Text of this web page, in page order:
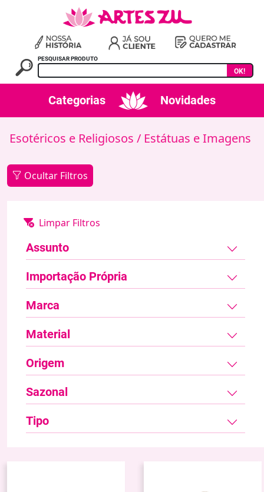
PESQUISAR PRODUTO
OK!
Categorias Novidades
Esotéricos e Religiosos / Estátuas e Imagens
Ocultar Filtros
Assunto
Importação Própria
Marca
Material
Origem
Sazonal
Tipo